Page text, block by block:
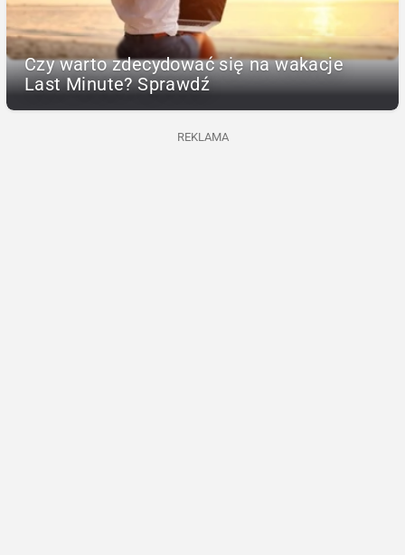
Czy warto zdecydować się na wakacje
Last Minute? Sprawdź
REKLAMA